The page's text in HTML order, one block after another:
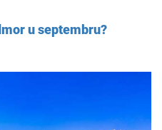
u septembru?